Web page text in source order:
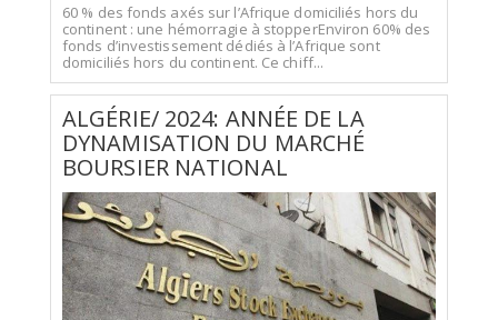
60 % des fonds axés sur l’Afrique domiciliés hors du
continent : une hémorragie à stopperEnviron 60% des
fonds d’investissement dédiés à l’Afrique sont
domiciliés hors du continent. Ce chiff...
ALGÉRIE/ 2024: ANNÉE DE LA
DYNAMISATION DU MARCHÉ
BOURSIER NATIONAL